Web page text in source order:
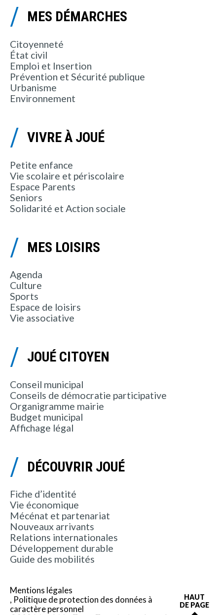
MES DÉMARCHES
Citoyenneté
État civil
Emploi et Insertion
Prévention et Sécurité publique
Urbanisme
Environnement
VIVRE À JOUÉ
Petite enfance
Vie scolaire et périscolaire
Espace Parents
Seniors
Solidarité et Action sociale
MES LOISIRS
Agenda
Culture
Sports
Espace de loisirs
Vie associative
JOUÉ CITOYEN
Conseil municipal
Conseils de démocratie participative
Organigramme mairie
Budget municipal
Affichage légal
DÉCOUVRIR JOUÉ
Fiche d’identité
Vie économique
Mécénat et partenariat
Nouveaux arrivants
Relations internationales
Développement durable
Guide des mobilités
Mentions légales
Politique de protection des données à
caractère personnel
HAUT
DE PAGE